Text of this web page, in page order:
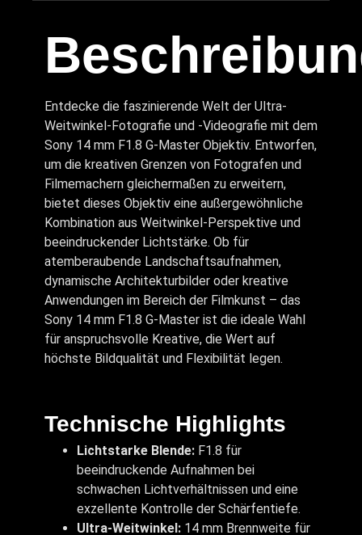
Entdecke die faszinierende Welt der Ultra-
Weitwinkel-Fotografie und -Videografie mit dem
Sony 14 mm F1.8 G-Master Objektiv. Entworfen,
um die kreativen Grenzen von Fotografen und
Filmemachern gleichermaßen zu erweitern,
bietet dieses Objektiv eine außergewöhnliche
Kombination aus Weitwinkel-Perspektive und
beeindruckender Lichtstärke. Ob für
atemberaubende Landschaftsaufnahmen,
dynamische Architekturbilder oder kreative
Anwendungen im Bereich der Filmkunst – das
Sony 14 mm F1.8 G-Master ist die ideale Wahl
für anspruchsvolle Kreative, die Wert auf
höchste Bildqualität und Flexibilität legen.
Technische Highlights
Lichtstarke Blende: F1.8 für
beeindruckende Aufnahmen bei
schwachen Lichtverhältnissen und eine
exzellente Kontrolle der Schärfentiefe.
Ultra-Weitwinkel: 14 mm Brennweite für